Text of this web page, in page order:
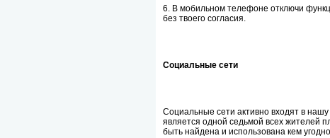
6. В мобильном телефоне отключи
без твоего согласия.
Социальные сети
Социальные сети активно входят в
является одной седьмой всех жителей
быть найдена и использована кем